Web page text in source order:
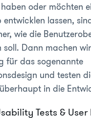
oder möchten
entwicklen lassen,
wie die
soll. Dann machen
für das sogenannte
und testen
in die
Tests &